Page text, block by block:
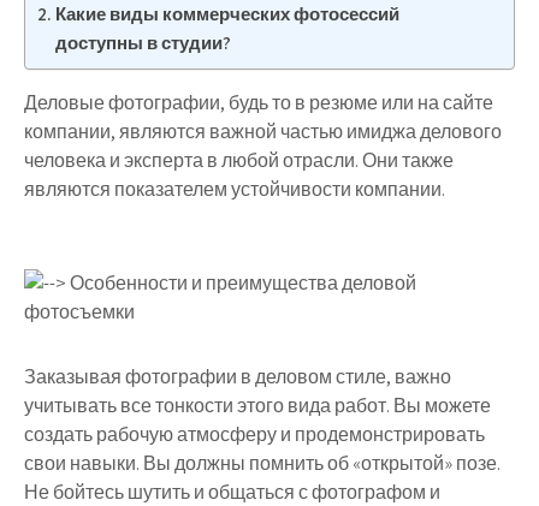
Какие виды коммерческих фотосессий
доступны в студии?
Деловые фотографии, будь то в резюме или на сайте
компании, являются важной частью имиджа делового
человека и эксперта в любой отрасли. Они также
являются показателем устойчивости компании.
Заказывая фотографии в деловом стиле, важно
учитывать все тонкости этого вида работ. Вы можете
создать рабочую атмосферу и продемонстрировать
свои навыки. Вы должны помнить об «открытой» позе.
Не бойтесь шутить и общаться с фотографом и